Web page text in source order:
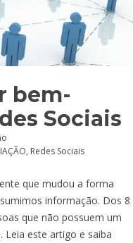
bem-
Sociais
, Redes Sociais
que mudou a forma
informação. Dos 8
que não possuem um
este artigo e saiba